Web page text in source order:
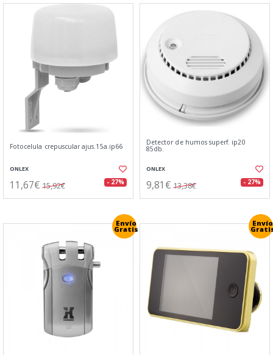
Fotocelula crepuscular ajus.15a.ip66
ONLEX
11,67€ 15,92€ - 27%
Detector de humos superf. ip20
85db.
ONLEX
9,81€ 13,38€ - 27%
Envío
Gratis
Envío